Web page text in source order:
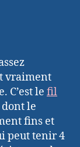
vraiment
C’est le fil
dont le
fins et
peut tenir 4